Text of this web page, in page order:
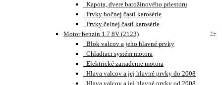
Kapota, dvere batožinového priestoru
Prvky bočnej časti karosérie
Prvky čelnej časti karosérie
Motor benzín 1.7 8V (2123)
+-
Blok valcov a jeho hlavné prvky
Chladiaci systém motora
Elektrické zariadenie motora
Hlava valcov a jej hlavné prvky do 2008
Hlava valcov a jej hlavné prvky od 2008